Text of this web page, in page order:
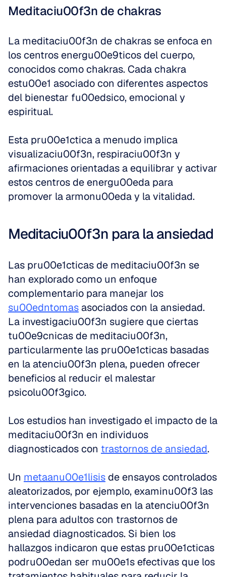
Meditaciu00f3n de chakras
La meditaciu00f3n de chakras se enfoca en
los centros energu00e9ticos del cuerpo,
conocidos como chakras. Cada chakra
estu00e1 asociado con diferentes aspectos
del bienestar fu00edsico, emocional y
espiritual.
Esta pru00e1ctica a menudo implica
visualizaciu00f3n, respiraciu00f3n y
afirmaciones orientadas a equilibrar y activar
estos centros de energu00eda para
promover la armonu00eda y la vitalidad.
Meditaciu00f3n para la ansiedad
Las pru00e1cticas de meditaciu00f3n se
han explorado como un enfoque
su00edntomas asociados con la ansiedad.
La investigaciu00f3n sugiere que ciertas
tu00e9cnicas de meditaciu00f3n,
particularmente las pru00e1cticas basadas
en la atenciu00f3n plena, pueden ofrecer
beneficios al reducir el malestar
psicolu00f3gico.
Los estudios han investigado el impacto de la
meditaciu00f3n en individuos
diagnosticados con trastornos de ansiedad.
Un metaanu00e1lisis de ensayos controlados
aleatorizados, por ejemplo, examinu00f3 las
intervenciones basadas en la atenciu00f3n
plena para adultos con trastornos de
ansiedad diagnosticados. Si bien los
hallazgos indicaron que estas pru00e1cticas
podru00edan ser mu00e1s efectivas que los